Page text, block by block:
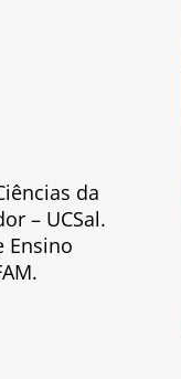
da
– UCSal.
Ensino